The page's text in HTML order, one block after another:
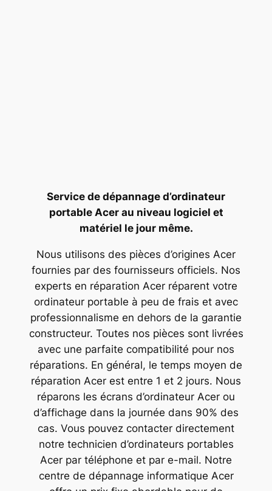
Service de dépannage d’ordinateur
portable Acer au niveau logiciel et
matériel le jour même.
Nous utilisons des pièces d’origines Acer
fournies par des fournisseurs officiels. Nos
experts en réparation Acer réparent votre
ordinateur portable à peu de frais et avec
professionnalisme en dehors de la garantie
constructeur. Toutes nos pièces sont livrées
avec une parfaite compatibilité pour nos
réparations. En général, le temps moyen de
réparation Acer est entre 1 et 2 jours. Nous
réparons les écrans d’ordinateur Acer ou
d’affichage dans la journée dans 90% des
cas. Vous pouvez contacter directement
notre technicien d’ordinateurs portables
Acer par téléphone et par e-mail. Notre
centre de dépannage informatique Acer